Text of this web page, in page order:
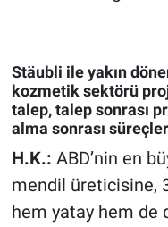
Stäubli ile yakın
kozmetik sektörü
talep, talep sonrası
alma sonrası
H.K.: ABD’nin en
mendil üreticisine,
hem yatay hem de